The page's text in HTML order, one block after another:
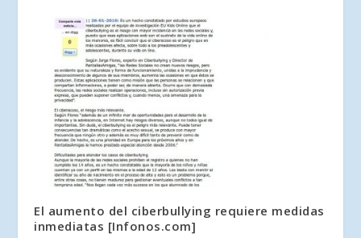
El aumento del ciberbullying requiere medidas
inmediatas [Infonos.com]